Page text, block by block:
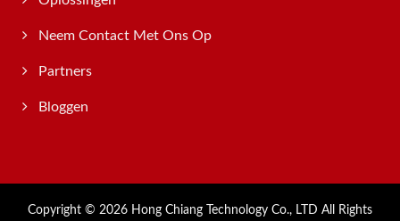
Neem Contact Met Ons Op
Partners
Bloggen
Copyright © 2026 Hong Chiang Technology Co., LTD All Rights